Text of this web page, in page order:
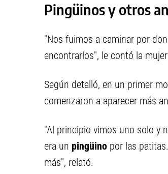
Pingüinos y otros
"Nos fuimos a caminar por
encontrarlos", le contó la
Según detalló, en un primer
comenzaron a aparecer más
"Al principio vimos uno solo y
era un pingüino por las
más", relató.